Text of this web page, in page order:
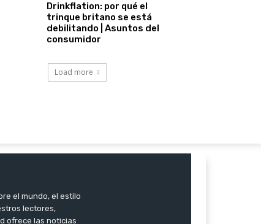
Drinkflation: por qué el
trinque britano se está
debilitando | Asuntos del
consumidor
Load more
el mundo, el estilo
lectores,
ofrece las noticias